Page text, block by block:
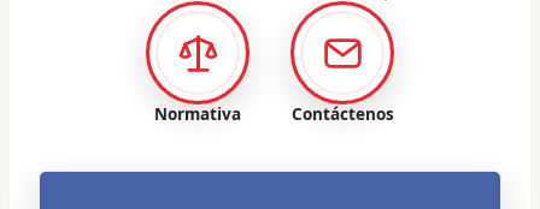
Normativa Contáctenos